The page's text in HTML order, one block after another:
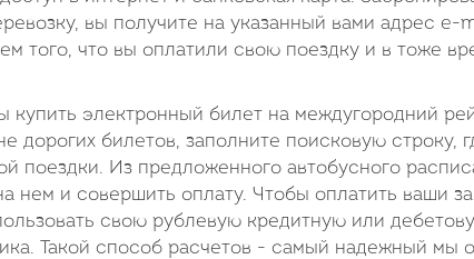
вы получите на указанный вами адрес e-
того, что вы оплатили свою поездку и в тоже
купить электронный билет на междугородний
дорогих билетов, заполните поисковую строку,
поездки. Из предложенного автобусного
нем и совершить оплату. Чтобы оплатить ваши
свою рублевую кредитную или
Такой способ расчетов - самый надежный мы